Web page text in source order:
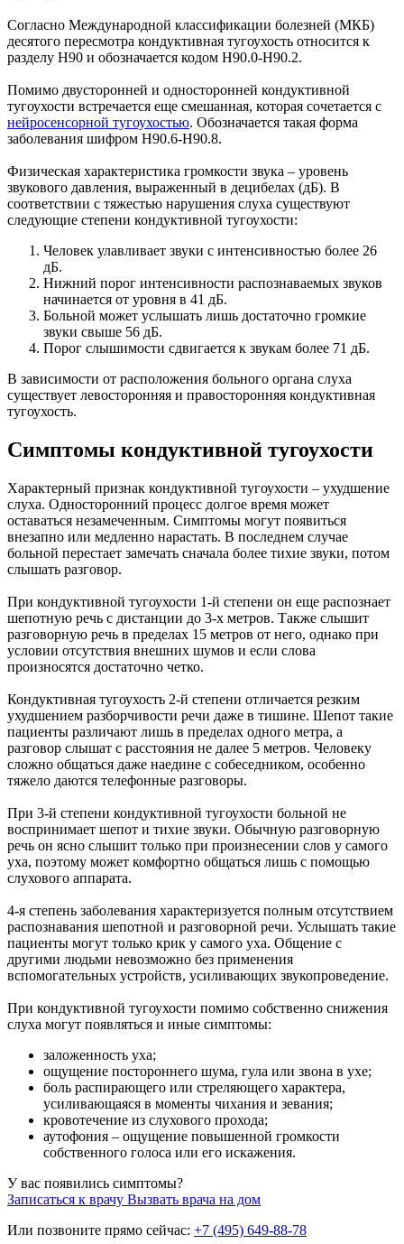
Согласно Международной классификации болезней (МКБ)
десятого пересмотра кондуктивная тугоухость относится к
разделу H90 и обозначается кодом H90.0-H90.2.
Помимо двусторонней и односторонней кондуктивной
тугоухости встречается еще смешанная, которая сочетается с
нейросенсорной тугоухостью. Обозначается такая форма
заболевания шифром H90.6-H90.8.
Физическая характеристика громкости звука – уровень
звукового давления, выраженный в децибелах (дБ). В
соответствии с тяжестью нарушения слуха существуют
следующие степени кондуктивной тугоухости:
Человек улавливает звуки с интенсивностью более 26
дБ.
Нижний порог интенсивности распознаваемых звуков
начинается от уровня в 41 дБ.
Больной может услышать лишь достаточно громкие
звуки свыше 56 дБ.
Порог слышимости сдвигается к звукам более 71 дБ.
В зависимости от расположения больного органа слуха
существует левосторонняя и правосторонняя кондуктивная
тугоухость.
Симптомы кондуктивной тугоухости
Характерный признак кондуктивной тугоухости – ухудшение
слуха. Односторонний процесс долгое время может
оставаться незамеченным. Симптомы могут появиться
внезапно или медленно нарастать. В последнем случае
больной перестает замечать сначала более тихие звуки, потом
слышать разговор.
При кондуктивной тугоухости 1-й степени он еще распознает
шепотную речь с дистанции до 3-х метров. Также слышит
разговорную речь в пределах 15 метров от него, однако при
условии отсутствия внешних шумов и если слова
произносятся достаточно четко.
Кондуктивная тугоухость 2-й степени отличается резким
ухудшением разборчивости речи даже в тишине. Шепот такие
пациенты различают лишь в пределах одного метра, а
разговор слышат с расстояния не далее 5 метров. Человеку
сложно общаться даже наедине с собеседником, особенно
тяжело даются телефонные разговоры.
При 3-й степени кондуктивной тугоухости больной не
воспринимает шепот и тихие звуки. Обычную разговорную
речь он ясно слышит только при произнесении слов у самого
уха, поэтому может комфортно общаться лишь с помощью
слухового аппарата.
4-я степень заболевания характеризуется полным отсутствием
распознавания шепотной и разговорной речи. Услышать такие
пациенты могут только крик у самого уха. Общение с
другими людьми невозможно без применения
вспомогательных устройств, усиливающих звукопроведение.
При кондуктивной тугоухости помимо собственно снижения
слуха могут появляться и иные симптомы:
заложенность уха;
ощущение постороннего шума, гула или звона в ухе;
боль распирающего или стреляющего характера,
усиливающаяся в моменты чихания и зевания;
кровотечение из слухового прохода;
аутофония – ощущение повышенной громкости
собственного голоса или его искажения.
У вас появились симптомы?
Записаться к врачу Вызвать врача на дом
Или позвоните прямо сейчас: +7 (495) 649-88-78